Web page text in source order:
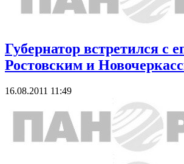
Губернатор встретился с
Ростовским и
16.08.2011 11:49